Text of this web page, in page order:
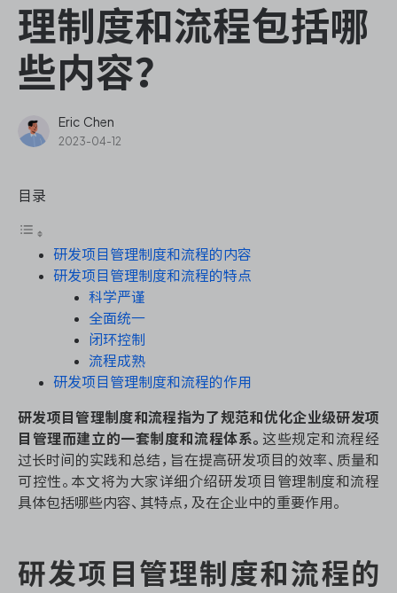
ONES Assistant
测试管理
研发效能管理
服务台和工单管理
IPD 研发管理
理制度和流程包括哪
些内容？
Eric Chen
2023-04-12
目录
研发项目管理制度和流程的内容
研发项目管理制度和流程的特点
科学严谨
全面统一
闭环控制
流程成熟
研发项目管理制度和流程的作用
研发项目管理制度和流程指为了规范和优化企业级研发项
目管理而建立的一套制度和流程体系。 这些规定和流程经
过长时间的实践和总结，旨在提高研发项目的效率、质量和
可控性。本文将为大家详细介绍研发项目管理制度和流程
具体包括哪些内容、其特点，及在企业中的重要作用。
研发项目管理制度和流程的